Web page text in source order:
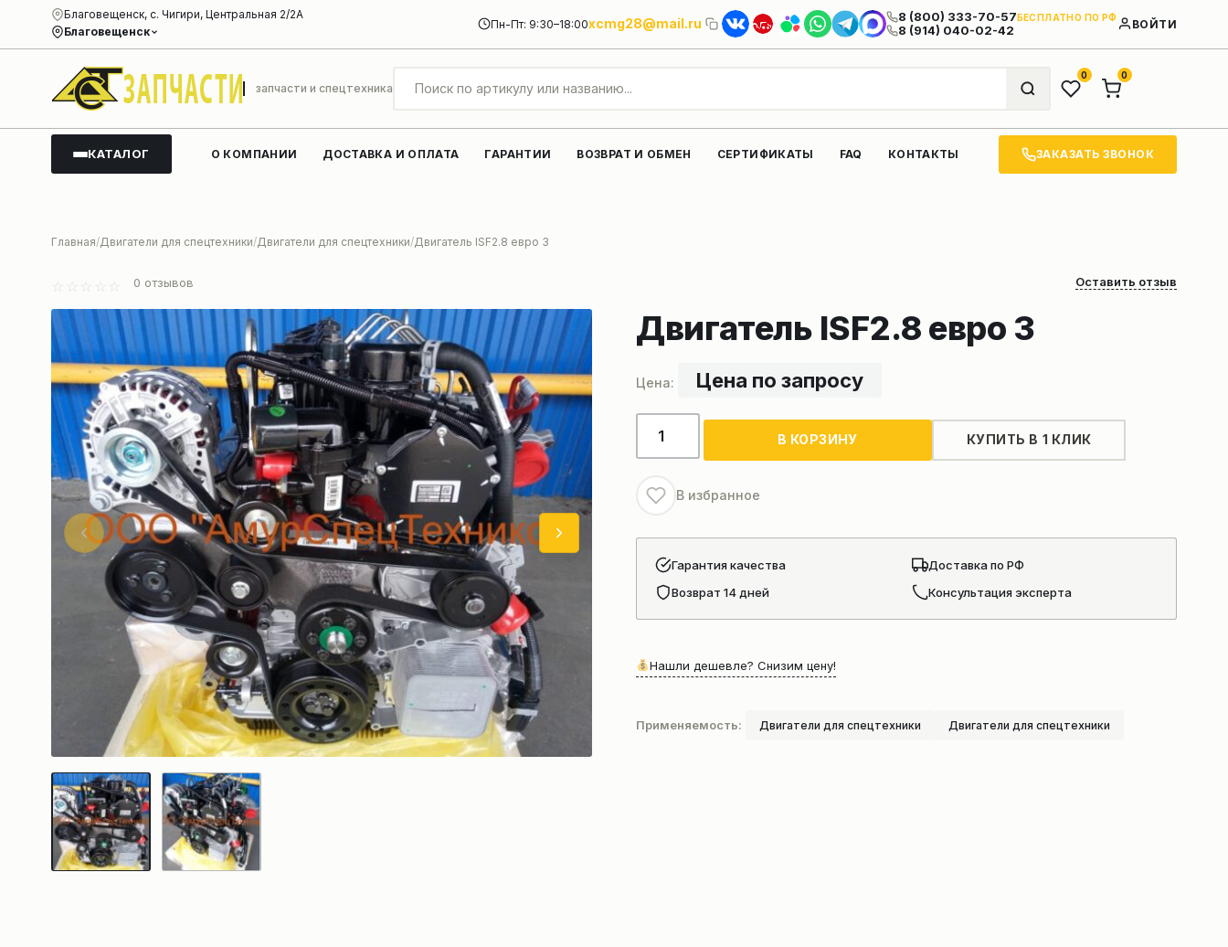
Благовещенск
Благовещенск, с. Чигири, Центральная 2/2А
Пн-Пт: 9:30–18:00xcmg28@mail.ru 8 (800) 333-70-57БЕСПЛАТНО ПО РФ
8 (914) 040-02-42 ВОЙТИ
запчасти и спецтехника
0 0
КАТАЛОГ О КОМПАНИИ ДОСТАВКА И ОПЛАТА ГАРАНТИИ ВОЗВРАТ И ОБМЕН СЕРТИФИКАТЫ FAQ КОНТАКТЫ ЗАКАЗАТЬ ЗВОНОК
Главная Двигатели для спецтехники Двигатели для спецтехники Двигатель ISF2.8 евро 3
0 отзывов Оставить отзыв
Двигатель ISF2.8 евро 3
Цена по запросу
Количество
товара
ISF2.8
евро
3
В КОРЗИНУ КУПИТЬ В 1 КЛИК
В избранное
Гарантия качества
Доставка по РФ
Возврат 14 дней
Консультация эксперта
Нашли дешевле? Снизим цену!
Применяемость: Двигатели для спецтехники Двигатели для спецтехники